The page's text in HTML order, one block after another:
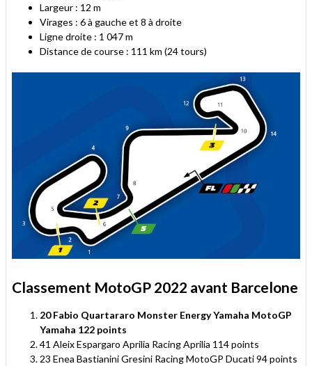
Largeur : 12 m
Virages : 6 à gauche et 8 à droite
Ligne droite : 1 047 m
Distance de course : 111 km (24 tours)
Classement MotoGP 2022 avant Barcelone
20 Fabio Quartararo Monster Energy Yamaha MotoGP
Yamaha 122 points
41 Aleix Espargaro Aprilia Racing Aprilia 114 points
23 Enea Bastianini Gresini Racing MotoGP Ducati 94 points